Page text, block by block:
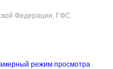
Федерации, ГФС.
режим просмотра